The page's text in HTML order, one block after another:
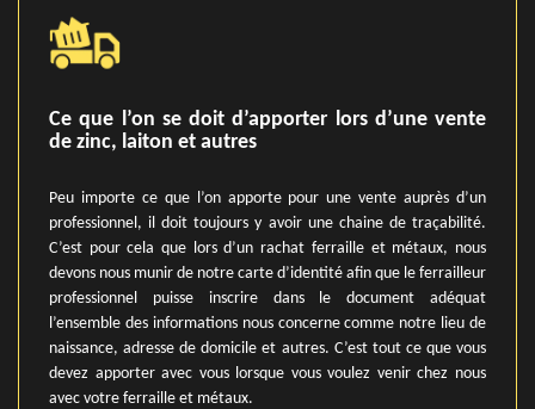
Ce que l’on se doit d’apporter lors d’une vente
de zinc, laiton et autres
Peu importe ce que l’on apporte pour une vente auprès d’un
professionnel, il doit toujours y avoir une chaine de traçabilité.
C’est pour cela que lors d’un rachat ferraille et métaux, nous
devons nous munir de notre carte d’identité afin que le ferrailleur
professionnel puisse inscrire dans le document adéquat
l’ensemble des informations nous concerne comme notre lieu de
naissance, adresse de domicile et autres. C’est tout ce que vous
devez apporter avec vous lorsque vous voulez venir chez nous
avec votre ferraille et métaux.